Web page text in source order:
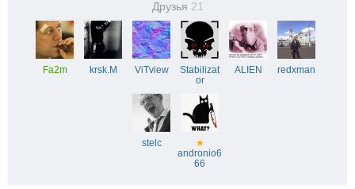
Друзья 21
Fa2m krsk.M ViTview
Stabilizat
or
ALIEN redxman
stelc
★
andronio6
66